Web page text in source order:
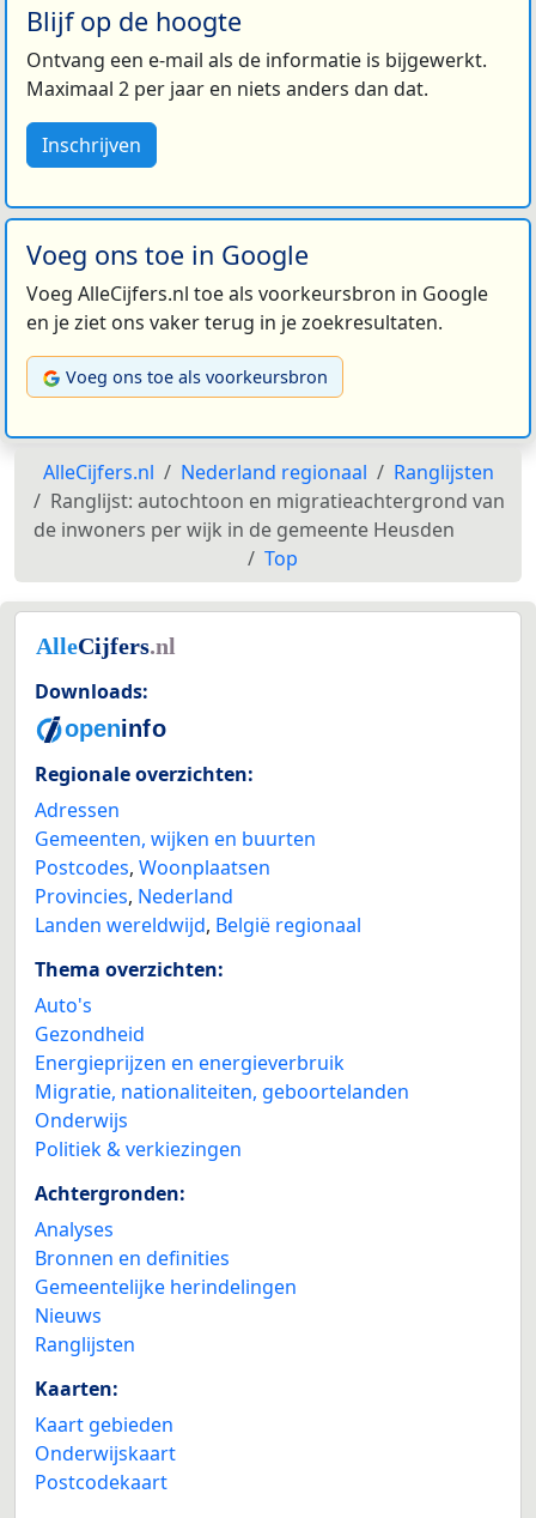
Blijf op de hoogte
Ontvang een e-mail als de informatie is bijgewerkt.
Maximaal 2 per jaar en niets anders dan dat.
Inschrijven
Voeg ons toe in Google
Voeg AlleCijfers.nl toe als voorkeursbron in Google
en je ziet ons vaker terug in je zoekresultaten.
Voeg ons toe als voorkeursbron
AlleCijfers.nl Nederland regionaal
Ranglijsten
Ranglijst: autochtoon en migratieachtergrond van
de inwoners per wijk in de gemeente Heusden
Top
Downloads:
Regionale overzichten:
Adressen
Gemeenten, wijken en buurten
Postcodes, Woonplaatsen
Provincies, Nederland
Landen wereldwijd, België regionaal
Thema overzichten:
Auto's
Gezondheid
Energieprijzen en energieverbruik
Migratie, nationaliteiten, geboortelanden
Onderwijs
Politiek & verkiezingen
Achtergronden:
Analyses
Bronnen en definities
Gemeentelijke herindelingen
Nieuws
Ranglijsten
Kaarten:
Kaart gebieden
Onderwijskaart
Postcodekaart